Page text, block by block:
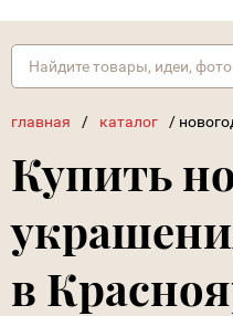
главная / каталог /
Купить
в